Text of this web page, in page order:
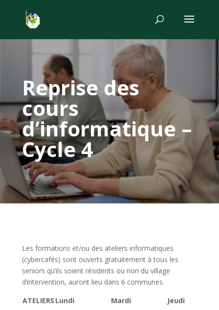
Reprise des
cours
d’informatique –
Cycle 4
Les formations et/ou des ateliers informatiques
(cybercafés) sont ouverts gratuitement à tous les
seniors qu’ils soient résidents ou non du village
d’intervention, auront lieu dans 6 communes.
ATELIERS Lundi Mardi
Jeudi